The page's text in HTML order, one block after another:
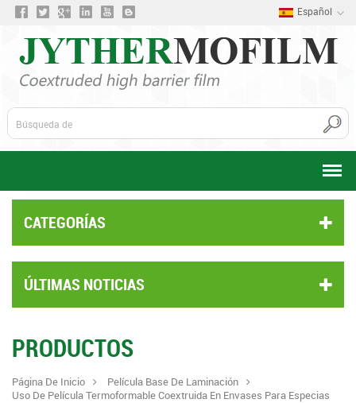
Español
CATEGORÍAS
ÚLTIMAS NOTICIAS
PRODUCTOS
Página De Inicio
Película Base De Laminación
Uso De Película Termoformable Coextruida En Envases Para Especias